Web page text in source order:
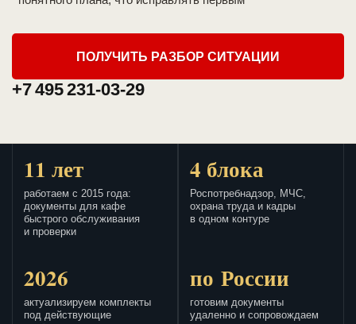
ПОЛУЧИТЬ РАЗБОР СИТУАЦИИ
+7 495 231-03-29
11 лет
работаем с 2015 года:
документы для кафе
быстрого обслуживания
и проверки
4 блока
Роспотребнадзор, МЧС,
охрана труда и кадры
в одном контуре
2026
актуализируем комплекты
под действующие
по России
готовим документы
удаленно и сопровождаем